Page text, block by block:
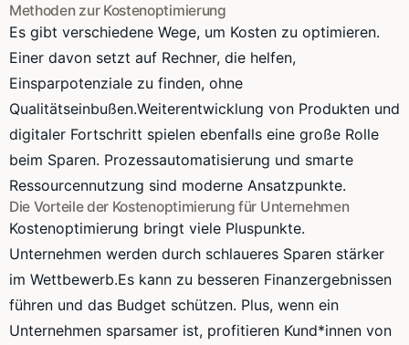
Methoden zur Kostenoptimierung
Es gibt verschiedene Wege, um Kosten zu optimieren.
Einer davon setzt auf Rechner, die helfen,
Einsparpotenziale zu finden, ohne
Qualitätseinbußen.Weiterentwicklung von Produkten und
digitaler Fortschritt spielen ebenfalls eine große Rolle
beim Sparen. Prozessautomatisierung und smarte
Ressourcennutzung sind moderne Ansatzpunkte.
Die Vorteile der Kostenoptimierung für Unternehmen
Kostenoptimierung bringt viele Pluspunkte.
Unternehmen werden durch schlaueres Sparen stärker
im Wettbewerb.Es kann zu besseren Finanzergebnissen
führen und das Budget schützen. Plus, wenn ein
Unternehmen sparsamer ist, profitieren Kund*innen von